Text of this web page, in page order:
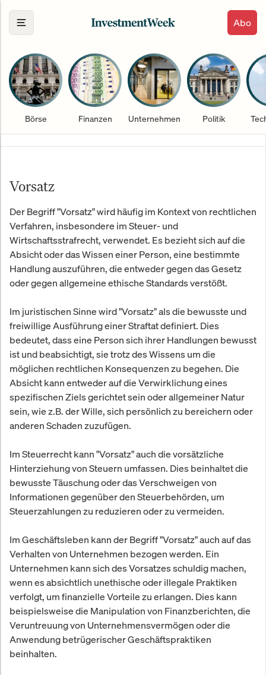
Abo
Börse Finanzen Unternehmen Politik
Vorsatz
Der Begriff "Vorsatz" wird häufig im Kontext von rechtlichen
Verfahren, insbesondere im Steuer- und
Wirtschaftsstrafrecht, verwendet. Es bezieht sich auf die
Absicht oder das Wissen einer Person, eine bestimmte
Handlung auszuführen, die entweder gegen das Gesetz
oder gegen allgemeine ethische Standards verstößt.
Im juristischen Sinne wird "Vorsatz" als die bewusste und
freiwillige Ausführung einer Straftat definiert. Dies
bedeutet, dass eine Person sich ihrer Handlungen bewusst
ist und beabsichtigt, sie trotz des Wissens um die
möglichen rechtlichen Konsequenzen zu begehen. Die
Absicht kann entweder auf die Verwirklichung eines
spezifischen Ziels gerichtet sein oder allgemeiner Natur
sein, wie z.B. der Wille, sich persönlich zu bereichern oder
anderen Schaden zuzufügen.
Im Steuerrecht kann "Vorsatz" auch die vorsätzliche
Hinterziehung von Steuern umfassen. Dies beinhaltet die
bewusste Täuschung oder das Verschweigen von
Informationen gegenüber den Steuerbehörden, um
Steuerzahlungen zu reduzieren oder zu vermeiden.
Im Geschäftsleben kann der Begriff "Vorsatz" auch auf das
Verhalten von Unternehmen bezogen werden. Ein
Unternehmen kann sich des Vorsatzes schuldig machen,
wenn es absichtlich unethische oder illegale Praktiken
verfolgt, um finanzielle Vorteile zu erlangen. Dies kann
beispielsweise die Manipulation von Finanzberichten, die
Veruntreuung von Unternehmensvermögen oder die
Anwendung betrügerischer Geschäftspraktiken
beinhalten.